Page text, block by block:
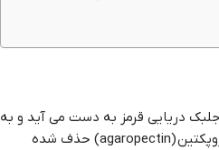
دریایی قرمز به دست می آید و به
گونه ای فرآوری شده است که آگاروپکتین (agaropectin) حذف شده